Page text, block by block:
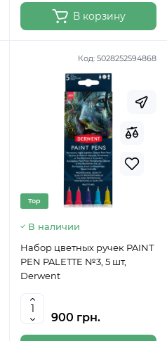
В корзину
Код: 5028252594868
Top
В наличии
Набор цветных ручек PAINT
PEN PALETTE №3, 5 шт,
Derwent
900 грн.